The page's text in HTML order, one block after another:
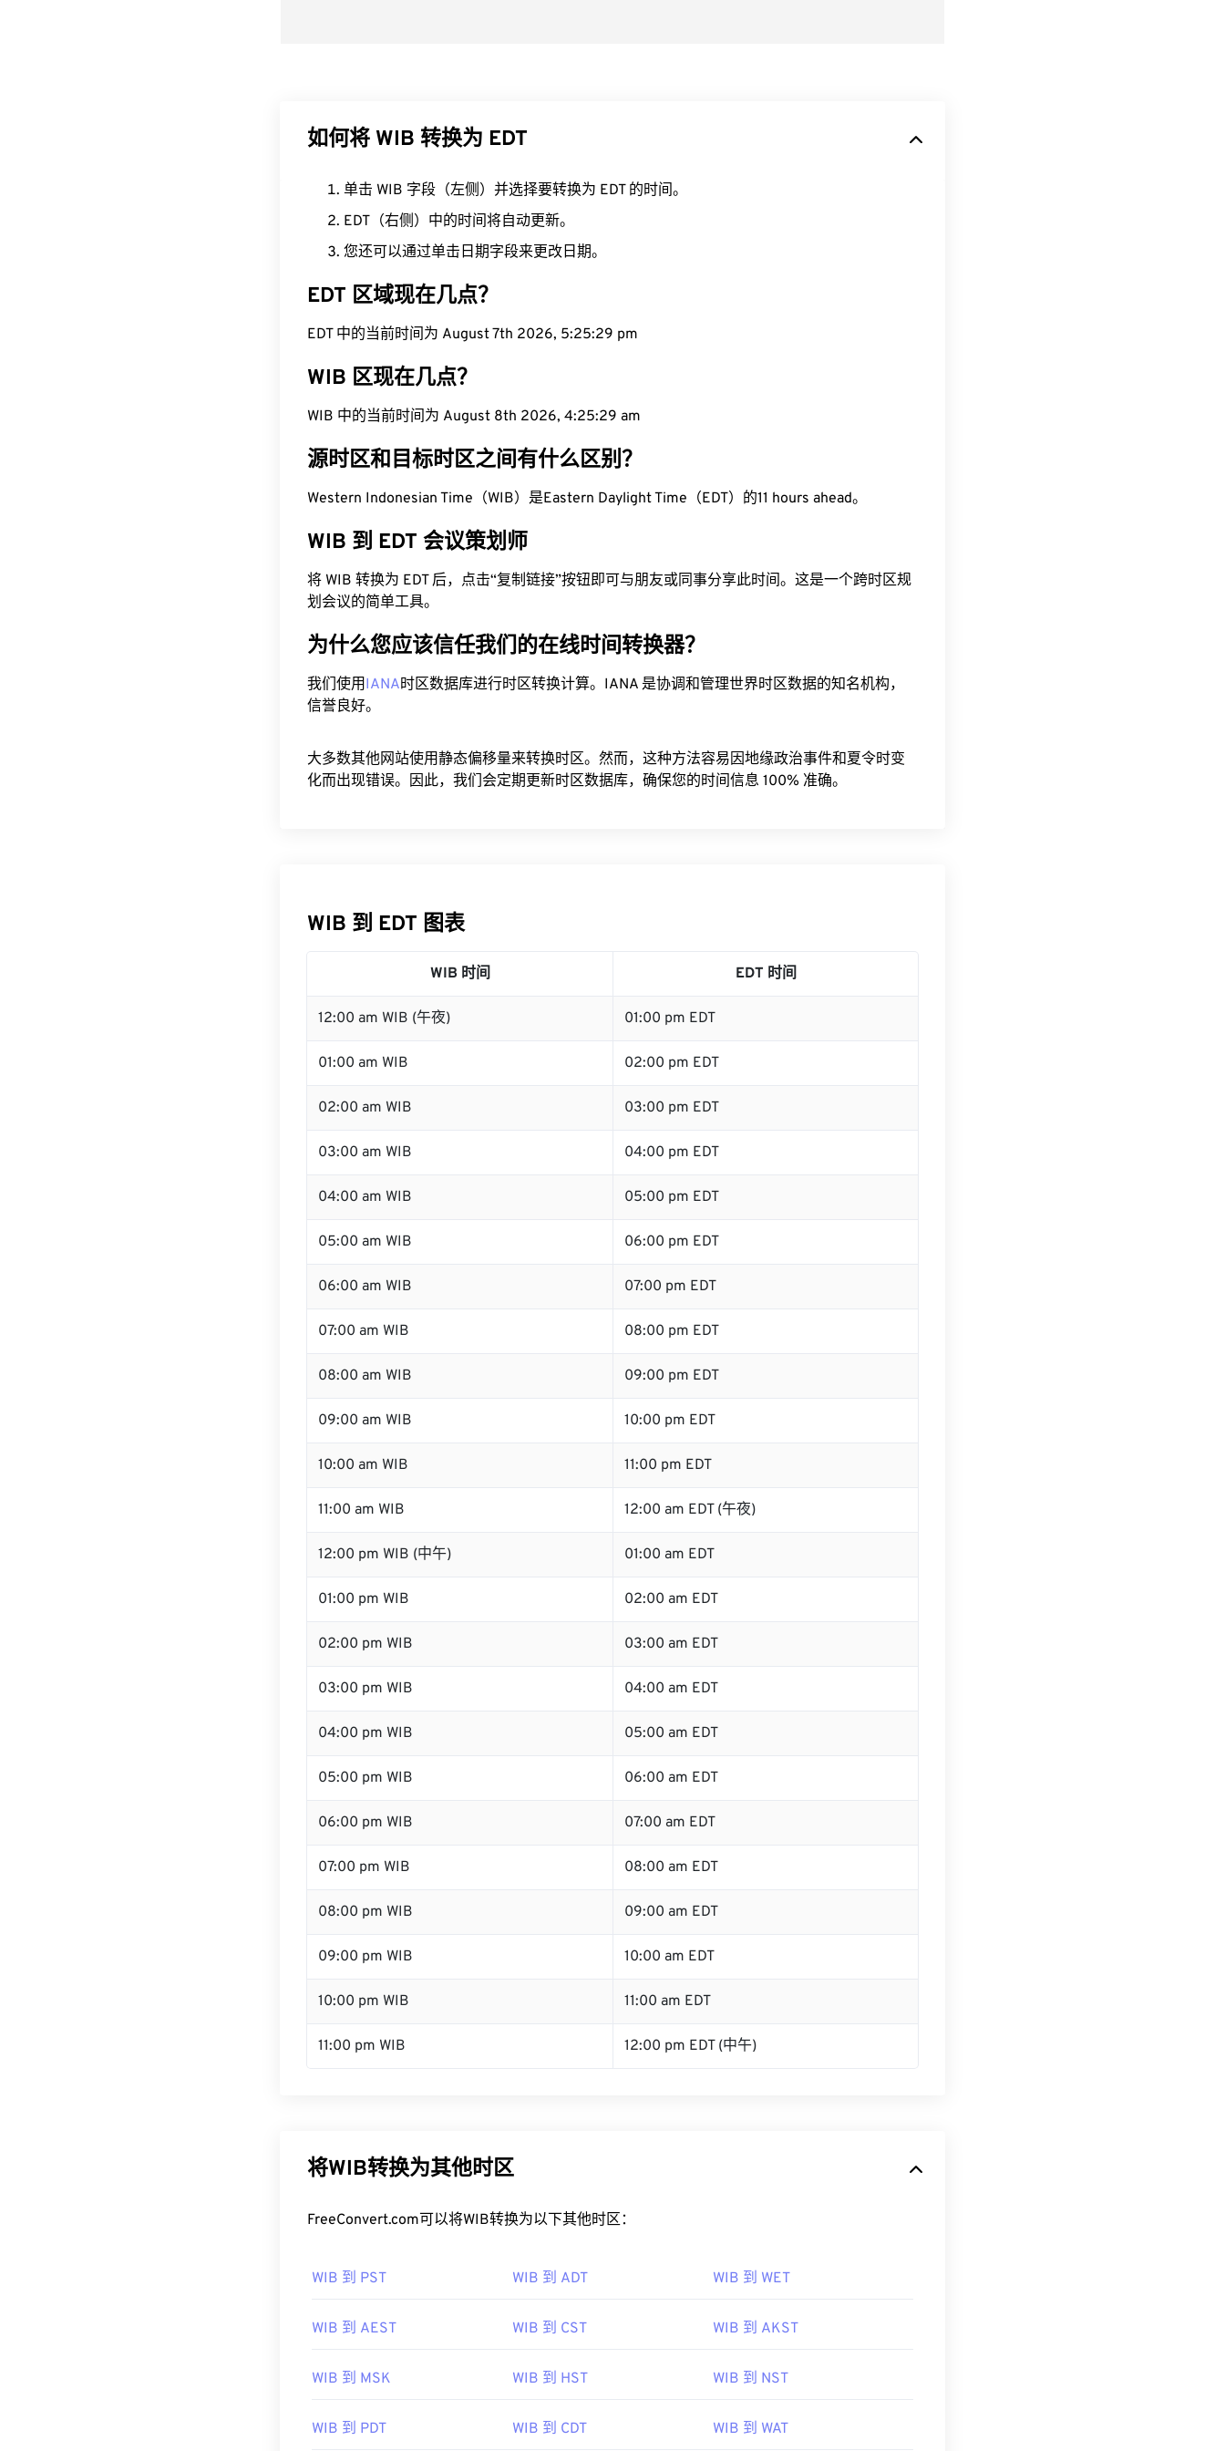
如何将 WIB 转换为 EDT
单击 WIB 字段（左侧）并选择要转换为 EDT 的时间。
EDT（右侧）中的时间将自动更新。
您还可以通过单击日期字段来更改日期。
EDT 区域现在几点？
EDT 中的当前时间为 August 7th 2026, 5:25:30 pm
WIB 区现在几点？
WIB 中的当前时间为 August 8th 2026, 4:25:30 am
源时区和目标时区之间有什么区别？
Western Indonesian Time（WIB）是Eastern Daylight Time（EDT）的11 hours ahead。
WIB 到 EDT 会议策划师
将 WIB 转换为 EDT 后，点击“复制链接”按钮即可与朋友或同事分享此时间。这是一个跨时区规
划会议的简单工具。
为什么您应该信任我们的在线时间转换器？
我们使用IANA时区数据库进行时区转换计算。IANA 是协调和管理世界时区数据的知名机构，
信誉良好。
大多数其他网站使用静态偏移量来转换时区。然而，这种方法容易因地缘政治事件和夏令时变
化而出现错误。因此，我们会定期更新时区数据库，确保您的时间信息 100% 准确。
WIB 到 EDT 图表
WIB 时间 EDT 时间
12:00 am WIB (午夜) 01:00 pm EDT
01:00 am WIB 02:00 pm EDT
02:00 am WIB 03:00 pm EDT
03:00 am WIB 04:00 pm EDT
04:00 am WIB 05:00 pm EDT
05:00 am WIB 06:00 pm EDT
06:00 am WIB 07:00 pm EDT
07:00 am WIB 08:00 pm EDT
08:00 am WIB 09:00 pm EDT
09:00 am WIB 10:00 pm EDT
10:00 am WIB 11:00 pm EDT
11:00 am WIB 12:00 am EDT (午夜)
12:00 pm WIB (中午) 01:00 am EDT
01:00 pm WIB 02:00 am EDT
02:00 pm WIB 03:00 am EDT
03:00 pm WIB 04:00 am EDT
04:00 pm WIB 05:00 am EDT
05:00 pm WIB 06:00 am EDT
06:00 pm WIB 07:00 am EDT
07:00 pm WIB 08:00 am EDT
08:00 pm WIB 09:00 am EDT
09:00 pm WIB 10:00 am EDT
10:00 pm WIB 11:00 am EDT
11:00 pm WIB 12:00 pm EDT (中午)
将WIB转换为其他时区
FreeConvert.com可以将WIB转换为以下其他时区：
WIB 到 PST WIB 到 ADT WIB 到 WET
WIB 到 AEST WIB 到 CST WIB 到 AKST
WIB 到 MSK WIB 到 HST WIB 到 NST
WIB 到 PDT WIB 到 CDT WIB 到 WAT